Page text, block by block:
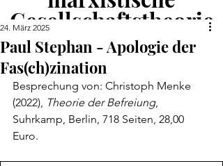
Gesellschaftstheorie
Paul Stephan - Apologie der
Fas(ch)zination
24. März 2025
Besprechung von: Christoph Menke
(2022), Theorie der Befreiung,
Suhrkamp, Berlin, 718 Seiten, 28,00
Euro.